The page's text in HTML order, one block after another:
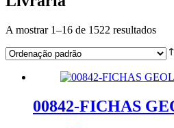
A mostrar 1–16 de 1522 resultados
00842-FICHAS